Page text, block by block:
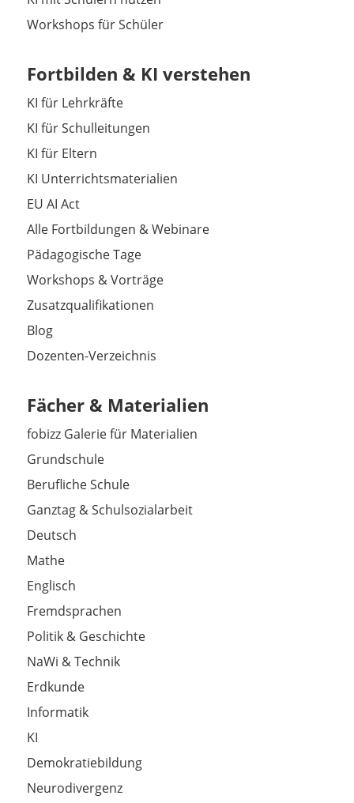
Workshops für Schüler
Fortbilden & KI verstehen
KI für Lehrkräfte
KI für Schulleitungen
KI für Eltern
KI Unterrichtsmaterialien
EU AI Act
Alle Fortbildungen & Webinare
Pädagogische Tage
Workshops & Vorträge
Zusatzqualifikationen
Blog
Dozenten-Verzeichnis
Fächer & Materialien
fobizz Galerie für Materialien
Grundschule
Berufliche Schule
Ganztag & Schulsozialarbeit
Deutsch
Mathe
Englisch
Fremdsprachen
Politik & Geschichte
NaWi & Technik
Erdkunde
Informatik
KI
Demokratiebildung
Neurodivergenz